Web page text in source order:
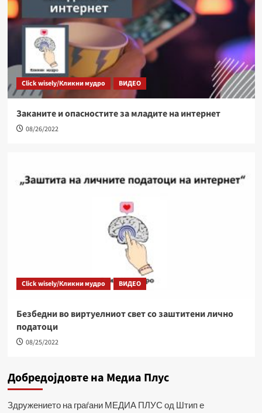
Click wisely/Кликни мудро ВИДЕО
Заканите и опасностите за младите на интернет
08/26/2022
Click wisely/Кликни мудро ВИДЕО
Безбедни во виртуелниот свет со заштитени лично
податоци
08/25/2022
Добредојдовте на Медиа Плус
Здружението на граѓани МЕДИА ПЛУС од Штип е